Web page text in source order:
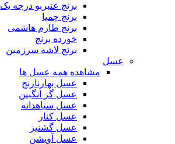
برنج عنبربو درجه یک
برنج چمپا
برنج طارم هاشمی
خورده برنج
برنج لاشه سرزمین
عسل
مشاهده همه عسل ها
عسل بهارنارنج
عسل گز انگبین
عسل سیاهدانه
عسل کنار
عسل گشنیز
عسل آویشن